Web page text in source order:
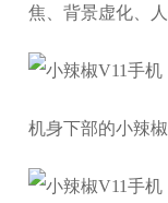
焦、背景虚化、人
机身下部的小辣